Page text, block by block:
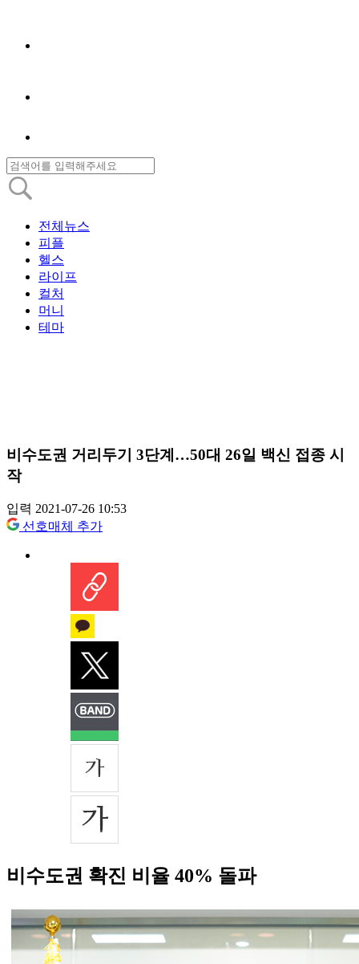
전체뉴스
피플
헬스
라이프
컬처
머니
테마
비수도권 거리두기 3단계…50대 26일 백신 접종 시
작
입력 2021-07-26 10:53
선호매체 추가
비수도권 확진 비율 40% 돌파